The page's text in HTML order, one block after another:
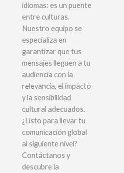
idiomas: es un puente
entre culturas.
Nuestro equipo se
especializa en
garantizar que tus
mensajes lleguen a tu
audiencia con la
relevancia, el impacto
y la sensibilidad
cultural adecuados.
¿Listo para llevar tu
comunicación global
al siguiente nivel?
Contáctanos y
descubre la